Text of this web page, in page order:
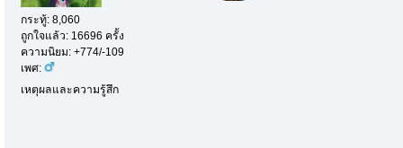
กระทู้: 8,060
ถูกใจแล้ว: 16696 ครั้ง
ความนิยม: +774/-109
เพศ:
เหตุผลและความรู้สึก